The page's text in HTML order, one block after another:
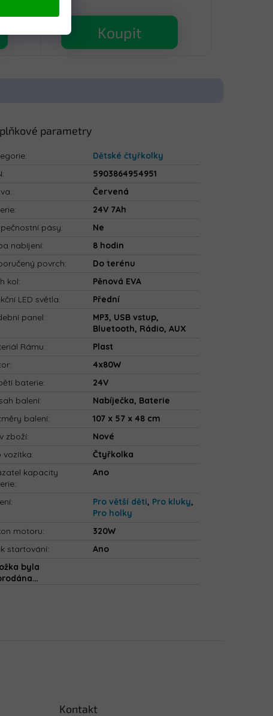
Koupit
parametry
:
Dětské čtyřkolky
:
5903864954951
:
Červená
:
24V 7Ah
pásy:
Ne
nabíjení:
8 hodin
povrch:
Do terénu
kol:
Pěnová EVA
LED světla:
Přední
panel:
MP3, USB vstup,
Bluetooth, Rádio, AUX
Rámu:
Plast
:
4x80W
baterie:
24V
balení:
Nabíječka, Baterie
balení:
107 x 57 x 48 cm
zboží:
Nové
vozítka:
Čtyřkolka
kapacity
:
Ano
: Pro větší děti, Pro kluky,
Pro holky
motoru:
320W
startování:
Ano
byla
Kontakt